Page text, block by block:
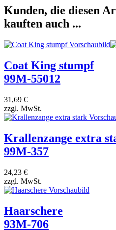
Kunden, die diesen
kauften auch ...
Coat King stumpf
99M-55012
31,69 €
zzgl. MwSt.
Krallenzange extra
99M-357
24,23 €
zzgl. MwSt.
Haarschere
93M-706